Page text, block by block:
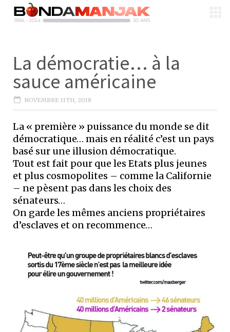
La démocratie… à la
sauce américaine
NOVEMBRE 11TH, 2018
La « première » puissance du monde se dit
démocratique… mais en réalité c’est un pays
basé sur une illusion démocratique.
Tout est fait pour que les Etats plus jeunes
et plus cosmopolites – comme la Californie
– ne pèsent pas dans les choix des
sénateurs…
On garde les mêmes anciens propriétaires
d’esclaves et on recommence…